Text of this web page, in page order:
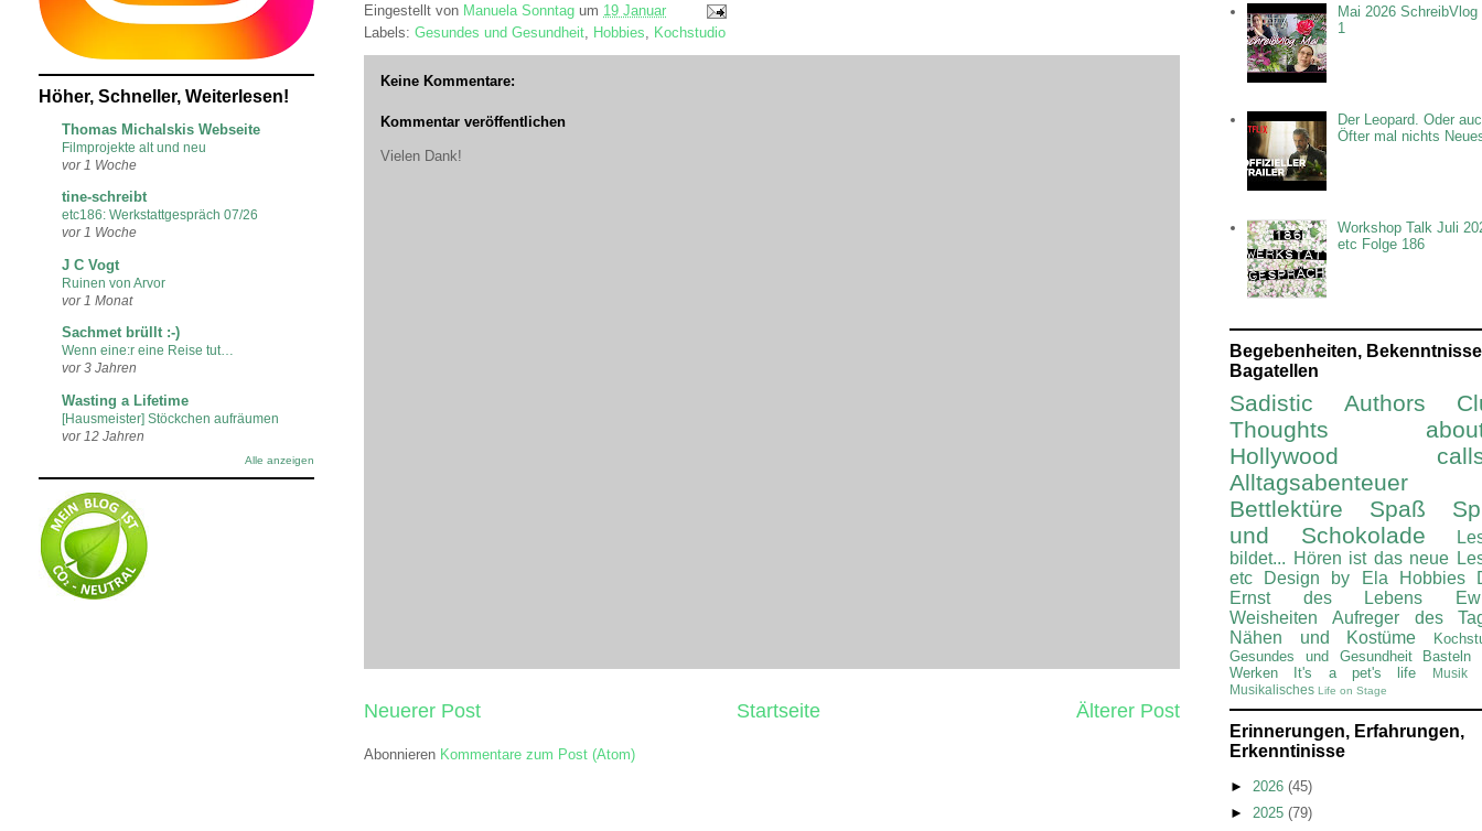
Eingestellt von Manuela Sonntag um 19 Januar
Labels: Gesundes und Gesundheit Hobbies Kochstudio
Keine Kommentare:
Kommentar veröffentlichen
Vielen Dank!
Neuerer Post Älterer Post
Startseite
Abonnieren Kommentare zum Post (Atom)
Höher, Schneller, Weiterlesen!
Thomas Michalskis Webseite
Filmprojekte alt und neu
vor 1 Woche
tine-schreibt
etc186: Werkstattgespräch 07/26
vor 1 Woche
J C Vogt
Ruinen von Arvor
vor 1 Monat
Sachmet brüllt :-)
Wenn eine:r eine Reise tut…
vor 3 Jahren
Wasting a Lifetime
[Hausmeister] Stöckchen aufräumen
vor 12 Jahren
Alle anzeigen
Mai 2026 SchreibVlog
1
Der Leopard. Oder
Öfter mal nichts
Workshop Talk Juli
etc Folge 186
Begebenheiten,
Bagatellen
Sadistic Authors
Thoughts
Hollywood
Alltagsabenteuer
Bettlektüre
Spaß
und Schokolade
bildet... Hören ist das neue
etc
Design by Ela Hobbies
Ernst des Lebens
Weisheiten
Aufreger des
Nähen und Kostüme
Gesundes und Gesundheit
Basteln
Werken
It's a pet's life
Musik
Musikalisches Life on Stage
Erinnerungen, Erfahrungen,
Erkenntinisse
► 2026 (45)
► 2025 (79)